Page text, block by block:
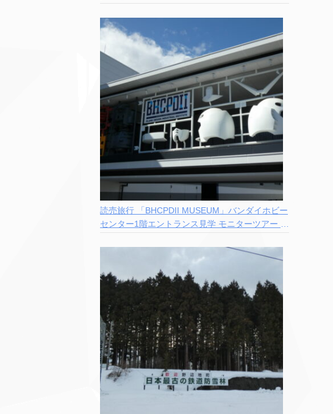
読売旅行 「BHCPDII MUSEUM」バンダイホビー
センター1階エントランス見学 モニターツアー 参